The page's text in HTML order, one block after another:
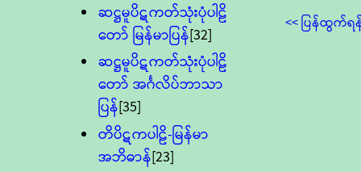
ဆဋ္ဌမူပိဋကတ်သုံးပုံပါဠိ
တော် မြန်မာပြန်[32]
ဆဋ္ဌမူပိဋကတ်သုံးပုံပါဠိ
တော် အင်္ဂလိပ်ဘာသာ
ပြန်[35]
တိပိဋကပါဠိ-မြန်မာ
အဘိဓာန်[23]
<< ပြန်ထွက်ရ